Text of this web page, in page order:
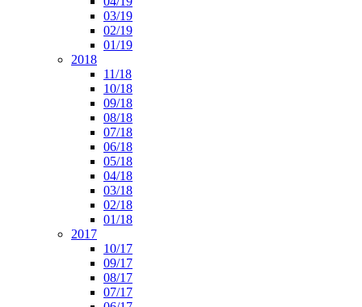
03/19
02/19
01/19
2018
11/18
10/18
09/18
08/18
07/18
06/18
05/18
04/18
03/18
02/18
01/18
2017
10/17
09/17
08/17
07/17